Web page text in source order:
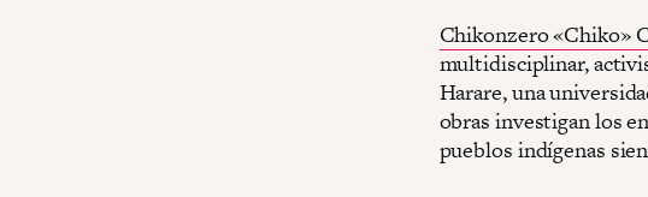
Chikonzero «Chiko»
multidisciplinar,
Harare, una
obras investigan los
pueblos indígenas